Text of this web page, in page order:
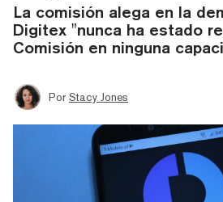
La comisión alega en la
Digitex "nunca ha estado
Comisión en ninguna
Por Stacy Jones